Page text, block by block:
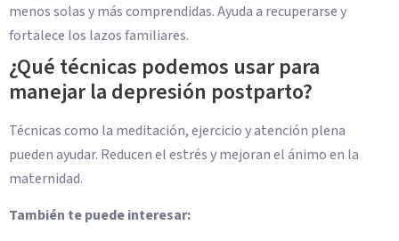
menos solas y más comprendidas. Ayuda a recuperarse y
fortalece los lazos familiares.
¿Qué técnicas podemos usar para
manejar la depresión postparto?
Técnicas como la meditación, ejercicio y atención plena
pueden ayudar. Reducen el estrés y mejoran el ánimo en la
maternidad.
También te puede interesar: